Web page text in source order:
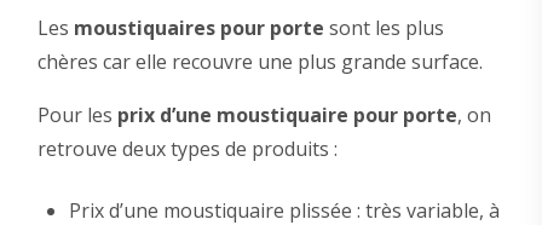
Les moustiquaires pour porte sont les plus
chères car elle recouvre une plus grande surface.
Pour les prix d’une moustiquaire pour porte, on
retrouve deux types de produits :
Prix d’une moustiquaire plissée : très variable, à